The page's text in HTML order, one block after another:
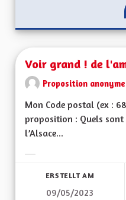
Voir grand ! de
Proposition anonyme
Mon Code postal (ex :
proposition : Quels
l’Alsace...
ERSTELLT AM
09/05/2023